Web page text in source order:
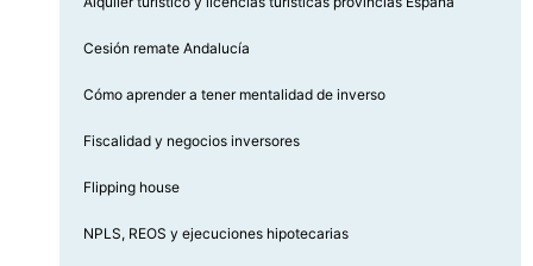
Cesión remate Andalucía
Cómo aprender a tener mentalidad de inverso
Fiscalidad y negocios inversores
Flipping house
NPLS, REOS y ejecuciones hipotecarias